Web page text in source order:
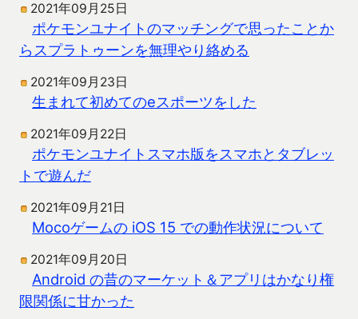
2021年09月25日
ポケモンユナイトのマッチングで思ったことか
らスプラトゥーンを無理やり絡める
2021年09月23日
生まれて初めてのeスポーツをした
2021年09月22日
ポケモンユナイトスマホ版をスマホとタブレッ
トで遊んだ
2021年09月21日
Mocoゲームの iOS 15 での動作状況について
2021年09月20日
Android の昔のマーケット＆アプリはかなり権
限関係に甘かった